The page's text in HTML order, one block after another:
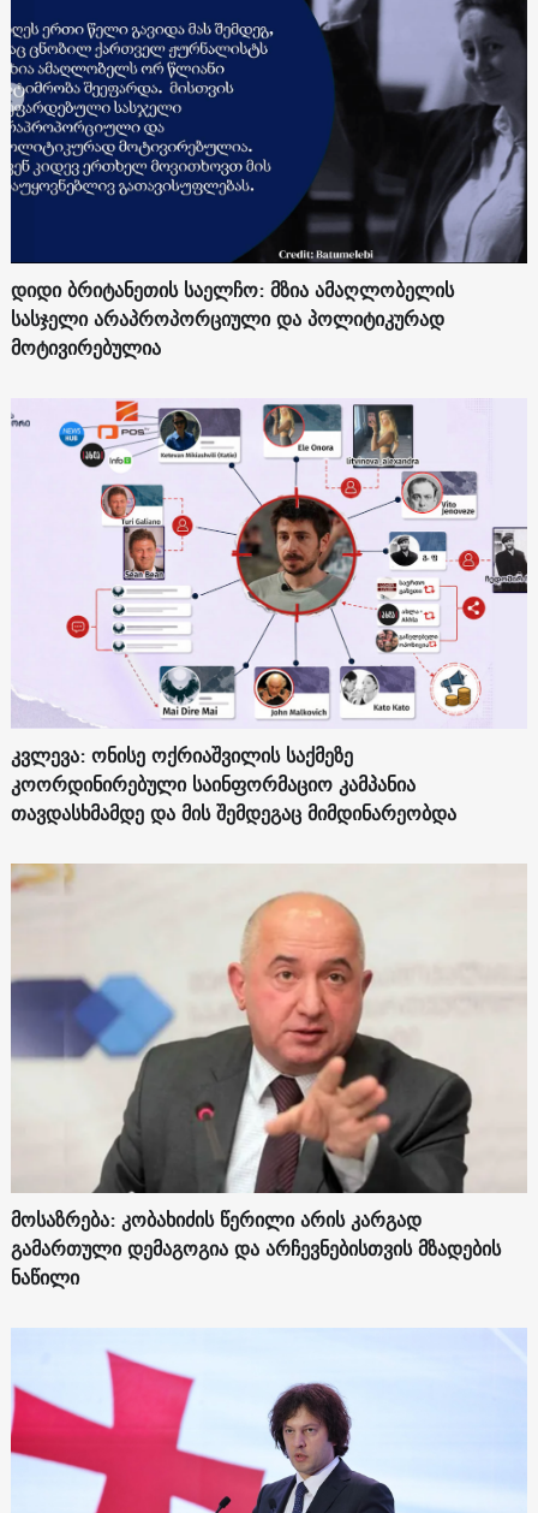
დიდი ბრიტანეთის საელჩო: მზია ამაღლობელის
სასჯელი არაპროპორციული და პოლიტიკურად
მოტივირებულია
კვლევა: ონისე ოქრიაშვილის საქმეზე
კოორდინირებული საინფორმაციო კამპანია
თავდასხმამდე და მის შემდეგაც მიმდინარეობდა
მოსაზრება: კობახიძის წერილი არის კარგად
გამართული დემაგოგია და არჩევნებისთვის მზადების
ნაწილი